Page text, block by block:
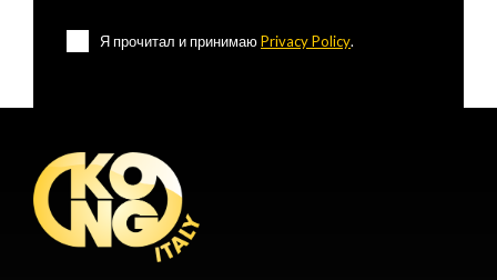
Я прочитал и принимаюPrivacy Policy.